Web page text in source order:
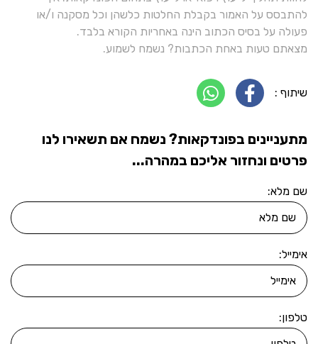
להתבסס על האמור בקבלת החלטות כלשהן וכל מסקנה ו/או
פעולה על בסיס הכתוב הינה באחריות הקורא בלבד.
מצאתם טעות באחת הכתבות? נשמח לשמוע.
שיתוף :
מתעניינים בפונדקאות? נשמח אם תשאירו לנו
פרטים ונחזור אליכם במהרה...
שם מלא:
אימייל:
טלפון: